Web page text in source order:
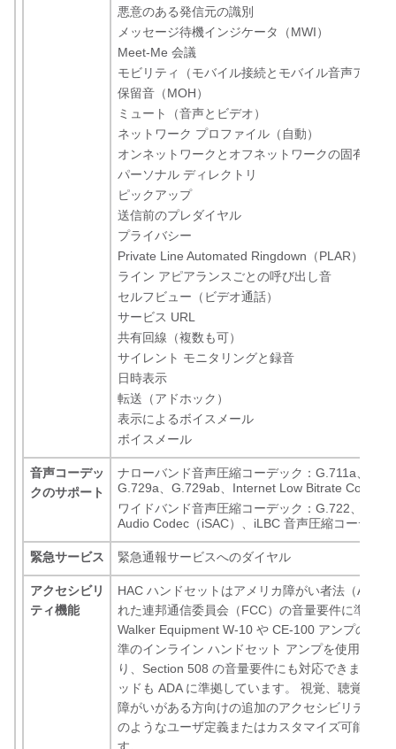
悪意のある発信元の識別
メッセージ待機インジケータ（MWI）
Meet-Me 会議
モビリティ（モバイル接続とモバイル音声アクセ
保留音（MOH）
ミュート（音声とビデオ）
ネットワーク プロファイル（自動）
オンネットワークとオフネットワークの固有呼び
パーソナル ディレクトリ
ピックアップ
送信前のプレダイヤル
プライバシー
Private Line Automated Ringdown（PLAR）
ライン アピアランスごとの呼び出し音
セルフビュー（ビデオ通話）
サービス URL
共有回線（複数も可）
サイレント モニタリングと録音
日時表示
転送（アドホック）
表示によるボイスメール
ボイスメール
音声コーデッ
クのサポート
ナローバンド音声圧縮コーデック：G.711a、
G.729a、G.729ab、Internet Low Bitrate Codec
ワイドバンド音声圧縮コーデック：G.722、
Audio Codec（iSAC）、iLBC 音声圧縮コーデック
緊急サービス 緊急通報サービスへのダイヤル
アクセシビリ
ティ機能
HAC ハンドセットはアメリカ障がい者法（ADA
れた連邦通信委員会（FCC）の音量要件に準拠し
Walker Equipment W-10 や CE-100 アンプのよう
準のインライン ハンドセット アンプを使用する
り、Section 508 の音量要件にも対応できます。
ッドも ADA に準拠しています。 視覚、聴覚、ま
障がいがある方向けの追加のアクセシビリティ機
のようなユーザ定義またはカスタマイズ可能な機